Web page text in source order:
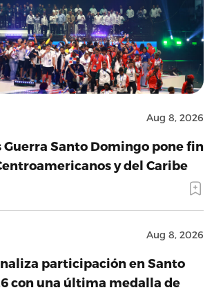
Aug 8, 2026
Guerra Santo Domingo pone fin
y del Caribe
Aug 8, 2026
participación en Santo
con una última medalla de